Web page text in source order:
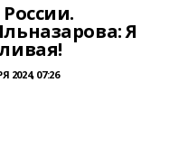
Я
2024, 07:26